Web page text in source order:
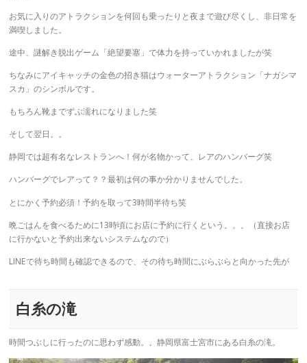
お気に入りのアトラクションを何回も乗ったりと夜まで遊び尽くし、非日常を
満喫しました。
途中、謎解き脱出ゲーム「絶望要塞」で体力を持っていかれましたが笑
ちなみにアイキャッチの金色の招き猫はウォーターアトラクション「ナガシマ
スカ」のシンボルです。
もちろん靴までずぶ濡れになりました笑
そして翌日。。
静岡では超有名なレストランへ！何が名物かって、レアのハンバーグ笑
ハンバーグでレアって？？最初は何の事か分かりませんでした。
とにかく予約必須！予約を取って3時間半待ち笑
晩ごはんを食べるために13時頃にお店に予約に行くという。。。（直接お店
に行かないと予約出来ないシステムなので）
LINEで待ち時間も確認できるので、その待ち時間にぶらぶらと向かった先が
白糸の滝
時間つぶしに行ったのに思わず感動。。静岡県富士宮市にある白糸の滝。